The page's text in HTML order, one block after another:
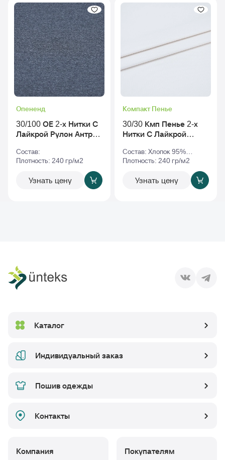
Опененд
30/100 ОЕ 2-х Нитки С
Лайкрой Рулон Антра-
Состав:
Плотность: 240 гр/м2
Узнать цену
Компакт Пенье
30/30 Кмп Пенье 2-х
Нитки С Лайкрой
11-4801
Состав: Хлопок 95%
Эластан 5%
Плотность: 240 гр/м2
Узнать цену
Каталог
Индивидуальный заказ
Пошив одежды
Контакты
Компания Покупателям